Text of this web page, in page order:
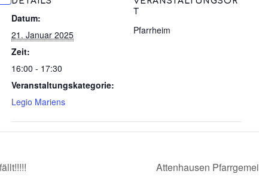
Datum:
21. Januar 2025
Zeit:
16:00 - 17:30
Veranstaltungskategorie:
Legio Mariens
T
Pfarrheim
Attenhausen